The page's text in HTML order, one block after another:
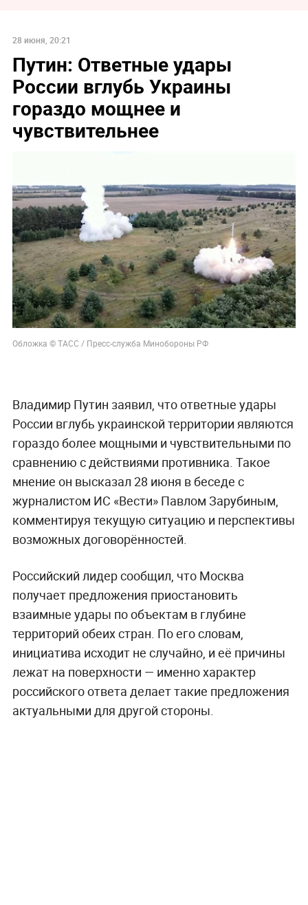
28 июня, 20:21
Путин: Ответные удары
России вглубь Украины
гораздо мощнее и
чувствительнее
Обложка © ТАСС / Пресс-служба Минобороны РФ
Владимир Путин заявил, что ответные удары
России вглубь украинской территории являются
гораздо более мощными и чувствительными по
сравнению с действиями противника. Такое
мнение он высказал 28 июня в беседе с
журналистом ИС «Вести» Павлом Зарубиным,
комментируя текущую ситуацию и перспективы
возможных договорённостей.
Российский лидер сообщил, что Москва
получает предложения приостановить
взаимные удары по объектам в глубине
территорий обеих стран. По его словам,
инициатива исходит не случайно, и её причины
лежат на поверхности — именно характер
российского ответа делает такие предложения
актуальными для другой стороны.